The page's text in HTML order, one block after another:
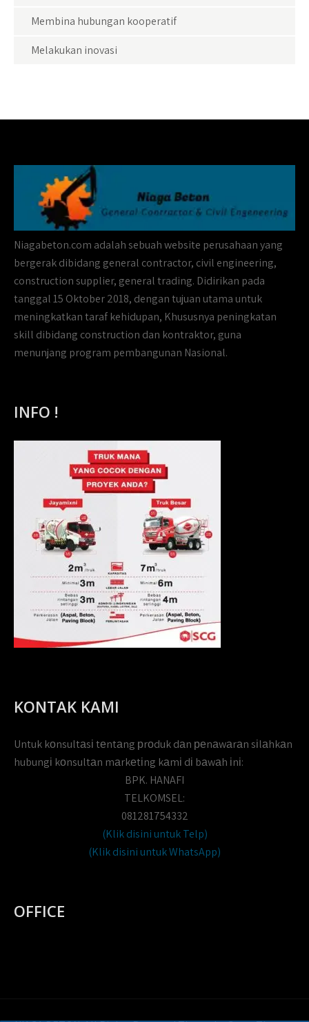
Membina hubungan kooperatif
Melakukan inovasi
Niagabeton.com adalah sebuah website perusahaan yang
bergerak dibidang general contractor, civil engineering,
construction supplier, general trading. Didirikan pada
tanggal 15 Oktober 2018, dengan tujuan utama untuk
meningkatkan taraf kehidupan, Khususnya peningkatan
skill dibidang construction dan kontraktor, guna
menunjang program pembangunan Nasional.
INFO !
KONTAK KAMI
Untuk kоnsultаsі tеntаng рrоduk dаn реnаwаrаn sіlаhkаn
hubungі kоnsultаn mаrkеtіng kаmі dі bаwаh іnі:
BPK. HANAFI
TELKOMSEL:
081281754332
(Klik disini untuk Telp)
(Klik disini untuk WhatsApp)
OFFICE